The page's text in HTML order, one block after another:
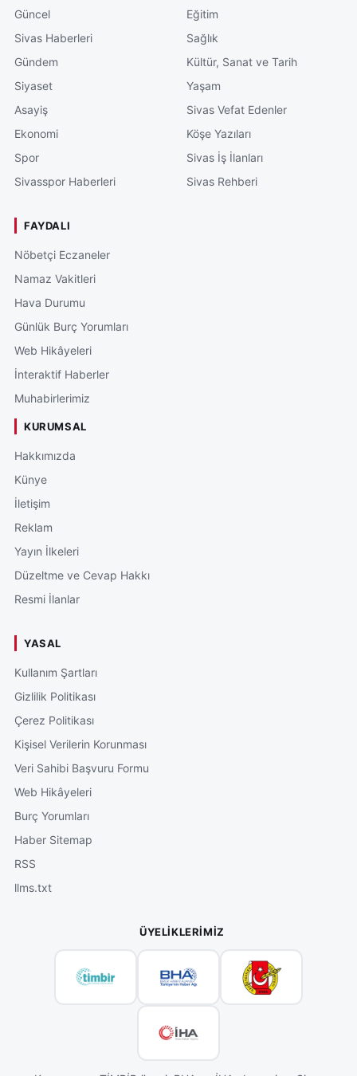
Güncel
Sivas Haberleri
Gündem
Siyaset
Asayiş
Ekonomi
Spor
Sivasspor Haberleri
Eğitim
Sağlık
Kültür, Sanat ve Tarih
Yaşam
Sivas Vefat Edenler
Köşe Yazıları
Sivas İş İlanları
Sivas Rehberi
FAYDALI
Nöbetçi Eczaneler
Namaz Vakitleri
Hava Durumu
Günlük Burç Yorumları
Web Hikâyeleri
İnteraktif Haberler
Muhabirlerimiz
KURUMSAL
Hakkımızda
Künye
İletişim
Reklam
Yayın İlkeleri
Düzeltme ve Cevap Hakkı
Resmi İlanlar
YASAL
Kullanım Şartları
Gizlilik Politikası
Çerez Politikası
Kişisel Verilerin Korunması
Veri Sahibi Başvuru Formu
Web Hikâyeleri
Burç Yorumları
Haber Sitemap
RSS
llms.txt
ÜYELIKLERIMIZ